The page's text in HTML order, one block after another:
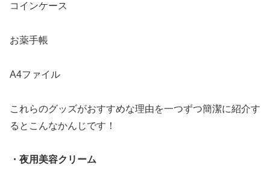
コインケース
お薬手帳
A4ファイル
これらのグッズがおすすめな理由を一つずつ簡潔に紹介す
るとこんなかんじです！
・夜用美容クリーム